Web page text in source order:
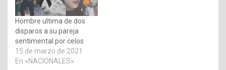
Hombre ultima de dos
disparos a su pareja
sentimental por celos
15 de marzo de 2021
En «NACIONALES»